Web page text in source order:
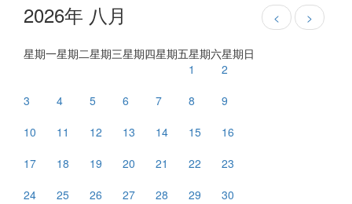
2026年 八月
< >
星期一星期二星期三星期四星期五星期六星期日
1
2
3
4 5 6 7 8
9
10
11 12 13 14 15
16
17
18 19 20 21 22
23
24
25 26 27 28 29
30